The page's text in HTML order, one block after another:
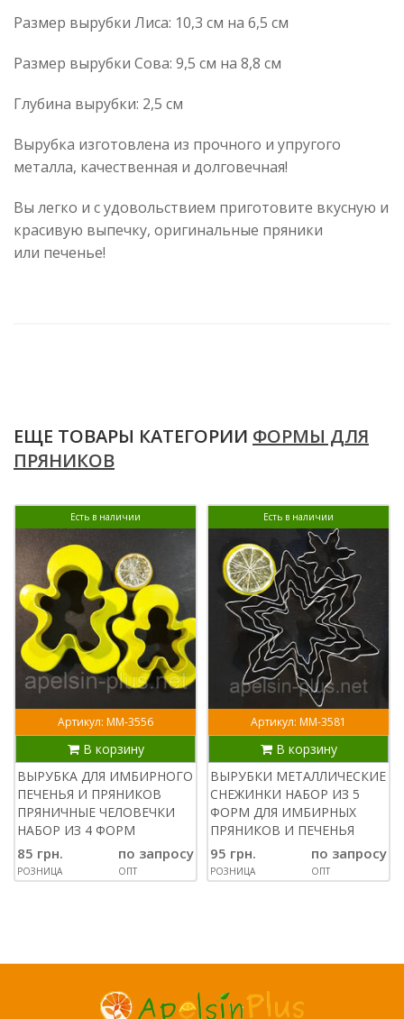
Размер вырубки Лиса: 10,3 см на 6,5 см
Размер вырубки Сова: 9,5 см на 8,8 см
Глубина вырубки: 2,5 см
Вырубка изготовлена из прочного и упругого
металла, качественная и долговечная!
Вы легко и с удовольствием приготовите вкусную и
красивую выпечку, оригинальные пряники
или печенье!
ЕЩЕ ТОВАРЫ КАТЕГОРИИ ФОРМЫ ДЛЯ
ПРЯНИКОВ
Есть в наличии
Артикул: ММ-3556
В корзину
ВЫРУБКА ДЛЯ ИМБИРНОГО
ПЕЧЕНЬЯ И ПРЯНИКОВ
ПРЯНИЧНЫЕ ЧЕЛОВЕЧКИ
НАБОР ИЗ 4 ФОРМ
85 грн.
РОЗНИЦА
по запросу
ОПТ
Есть в наличии
Артикул: ММ-3581
В корзину
ВЫРУБКИ МЕТАЛЛИЧЕСКИЕ
СНЕЖИНКИ НАБОР ИЗ 5
ФОРМ ДЛЯ ИМБИРНЫХ
ПРЯНИКОВ И ПЕЧЕНЬЯ
95 грн.
РОЗНИЦА
по запросу
ОПТ